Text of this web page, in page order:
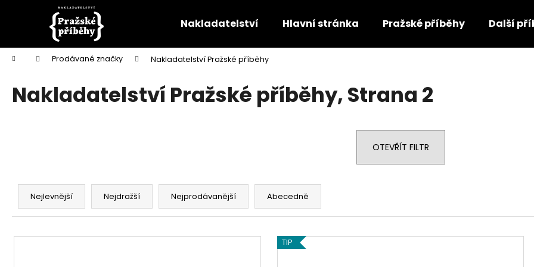
Nakladatelství Hlavní stránka Pražské příběhy Další
Domů Prodávané značky Nakladatelství Pražské příběhy
Nakladatelství Pražské příběhy, Strana 2
OTEVŘÍT FILTR
Ř
z
Nejlevnější Nejdražší Nejprodávanější Abecedně
V TIP
í
Zpět
do
obchodu
Zpět
do
obchodu
Doporučujeme